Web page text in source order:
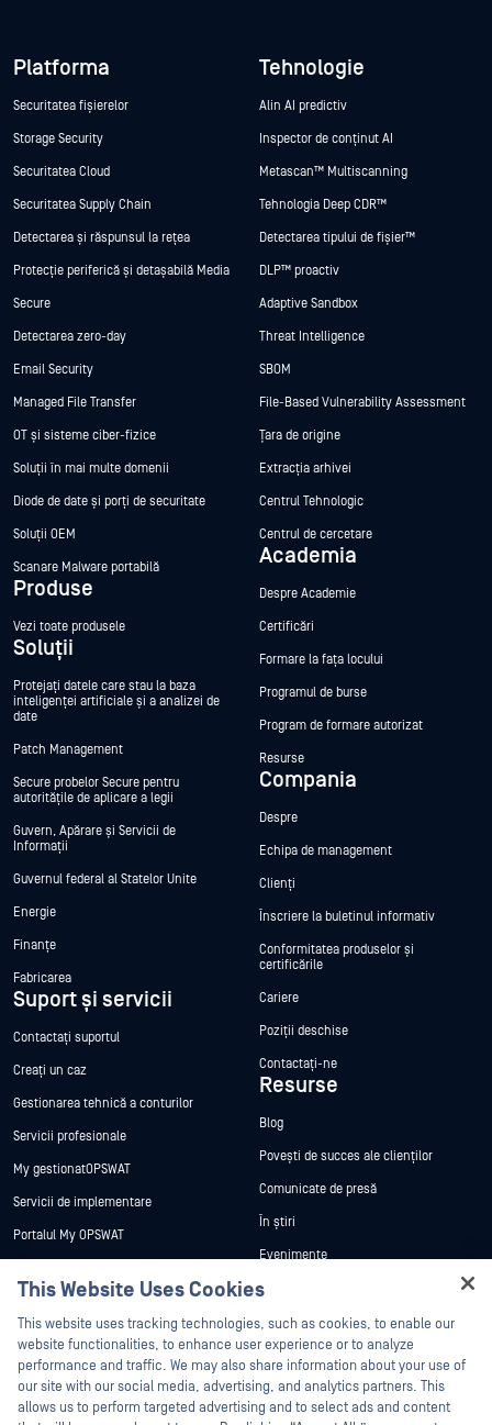
Platforma
Securitatea fișierelor
Storage Security
Securitatea Cloud
Securitatea Supply Chain
Detectarea și răspunsul la rețea
Protecție periferică și detașabilă Media
Secure
Detectarea zero-day
Email Security
Managed File Transfer
OT și sisteme ciber-fizice
Soluții în mai multe domenii
Diode de date și porți de securitate
Soluții OEM
Scanare Malware portabilă
Produse
Vezi toate produsele
Soluții
Protejați datele care stau la baza
inteligenței artificiale și a analizei de
date
Patch Management
Secure probelor Secure pentru
autoritățile de aplicare a legii
Guvern, Apărare și Servicii de
Informații
Guvernul federal al Statelor Unite
Energie
Finanțe
Fabricarea
Suport și servicii
Contactați suportul
Creați un caz
Gestionarea tehnică a conturilor
Servicii profesionale
My gestionatOPSWAT
Servicii de implementare
Portalul My OPSWAT
Formare
vulnerabilităților
Parteneri
Certificare
Tehnologie
Alin AI predictiv
Inspector de conținut AI
Metascan™ Multiscanning
Tehnologia Deep CDR™
Detectarea tipului de fișier™
DLP™ proactiv
Adaptive Sandbox
Threat Intelligence
SBOM
File-Based Vulnerability Assessment
Țara de origine
Extracția arhivei
Centrul Tehnologic
Centrul de cercetare
Academia
Despre Academie
Certificări
Formare la fața locului
Programul de burse
Program de formare autorizat
Resurse
Compania
Despre
Echipa de management
Clienți
Înscriere la buletinul informativ
Conformitatea produselor și
certificările
Cariere
Poziții deschise
Contactați-ne
Resurse
Blog
Povești de succes ale clienților
Comunicate de presă
În știri
Evenimente
Webinare
Fișe de date
Cărți albe
Instrumente gratuite
This Website Uses Cookies
This website uses tracking technologies, such as cookies, to enable our
website functionalities, to enhance user experience or to analyze
performance and traffic. We may also share information about your use of
our site with our social media, advertising, and analytics partners. This
allows us to perform targeted advertising and to select ads and content
Hey there!
I'm Ozzy, your OPSWAT virtual assistant.
How can I help you secure what's critical
today?